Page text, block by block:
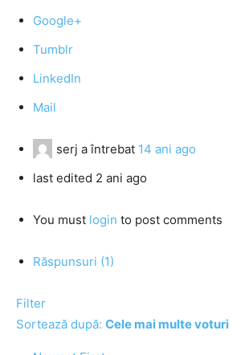
Google+
Tumblr
LinkedIn
Mail
serj a întrebat 14 ani ago
last edited 2 ani ago
You must login to post comments
Răspunsuri (1)
Filter
Sortează după: Cele mai multe voturi